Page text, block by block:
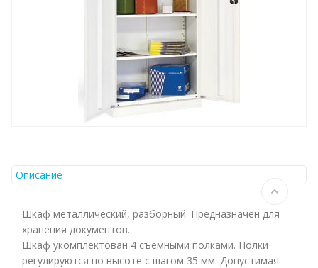
Описание
Шкаф металлический, разборный. Предназначен для
хранения документов.
Шкаф укомплектован 4 съёмными полками. Полки
регулируются по высоте с шагом 35 мм. Допустимая